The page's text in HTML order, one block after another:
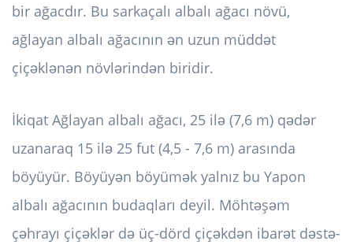
bir ağacdır. Bu sarkaçalı albalı ağacı növü,
ağlayan albalı ağacının ən uzun müddət
çiçəklənən növlərindən biridir.
İkiqat Ağlayan albalı ağacı, 25 ilə (7,6 m) qədər
uzanaraq 15 ilə 25 fut (4,5 - 7,6 m) arasında
böyüyür. Böyüyən böyümək yalnız bu Yapon
albalı ağacının budaqları deyil. Möhtəşəm
çəhrayı çiçəklər də üç-dörd çiçəkdən ibarət dəstə-